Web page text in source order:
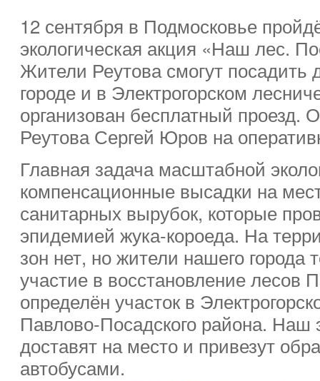
12 сентября в Подмосковье
экологическая акция «Наш лес.
Жители Реутова смогут посадить
городе и в Электрогорском
организован бесплатный проезд.
Реутова Сергей Юров на
Главная задача масштабной
компенсационные высадки на
санитарных вырубок, которые
эпидемией жука-короеда. На
зон нет, но жители нашего города
участие в восстановление лесов
определён участок в
Павлово-Посадского района. Наш
доставят на место и привезут
автобусами.